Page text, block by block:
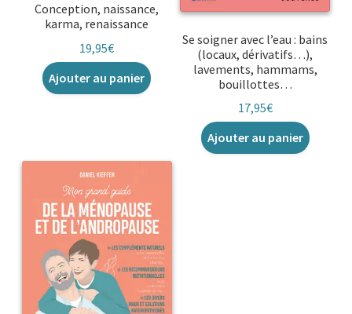
Conception, naissance,
karma, renaissance
19,95€
Ajouter au panier
Se soigner avec l’eau : bains
(locaux, dérivatifs…),
lavements, hammams,
bouillottes…
17,95€
Ajouter au panier